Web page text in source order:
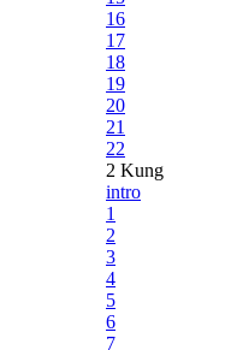
16
17
18
19
20
21
22
2 Kung
intro
1
2
3
4
5
6
7